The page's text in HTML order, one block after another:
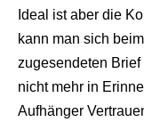
Ideal ist aber die
kann man sich
zugesendeten
nicht mehr in
Aufhänger